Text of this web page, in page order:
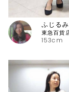
153cm
ふじるみ